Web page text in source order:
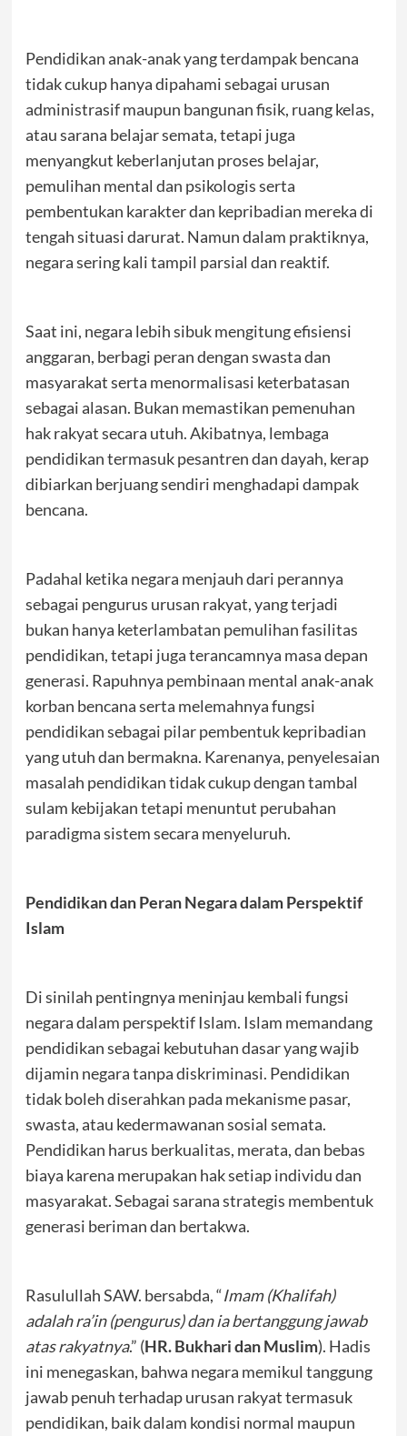
Pendidikan anak-anak yang terdampak bencana
tidak cukup hanya dipahami sebagai urusan
administrasif maupun bangunan fisik, ruang kelas,
atau sarana belajar semata, tetapi juga
menyangkut keberlanjutan proses belajar,
pemulihan mental dan psikologis serta
pembentukan karakter dan kepribadian mereka di
tengah situasi darurat. Namun dalam praktiknya,
negara sering kali tampil parsial dan reaktif.
Saat ini, negara lebih sibuk mengitung efisiensi
anggaran, berbagi peran dengan swasta dan
masyarakat serta menormalisasi keterbatasan
sebagai alasan. Bukan memastikan pemenuhan
hak rakyat secara utuh. Akibatnya, lembaga
pendidikan termasuk pesantren dan dayah, kerap
dibiarkan berjuang sendiri menghadapi dampak
bencana.
Padahal ketika negara menjauh dari perannya
sebagai pengurus urusan rakyat, yang terjadi
bukan hanya keterlambatan pemulihan fasilitas
pendidikan, tetapi juga terancamnya masa depan
generasi. Rapuhnya pembinaan mental anak-anak
korban bencana serta melemahnya fungsi
pendidikan sebagai pilar pembentuk kepribadian
yang utuh dan bermakna. Karenanya, penyelesaian
masalah pendidikan tidak cukup dengan tambal
sulam kebijakan tetapi menuntut perubahan
paradigma sistem secara menyeluruh.
Pendidikan dan Peran Negara dalam Perspektif
Islam
Di sinilah pentingnya meninjau kembali fungsi
negara dalam perspektif Islam. Islam memandang
pendidikan sebagai kebutuhan dasar yang wajib
dijamin negara tanpa diskriminasi. Pendidikan
tidak boleh diserahkan pada mekanisme pasar,
swasta, atau kedermawanan sosial semata.
Pendidikan harus berkualitas, merata, dan bebas
biaya karena merupakan hak setiap individu dan
masyarakat. Sebagai sarana strategis membentuk
generasi beriman dan bertakwa.
Rasulullah SAW. bersabda, “Imam (Khalifah)
adalah ra’in (pengurus) dan ia bertanggung jawab
atas rakyatnya.” (HR. Bukhari dan Muslim). Hadis
ini menegaskan, bahwa negara memikul tanggung
jawab penuh terhadap urusan rakyat termasuk
pendidikan, baik dalam kondisi normal maupun